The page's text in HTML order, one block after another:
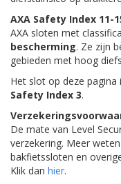
AXA Safety Index 11-
AXA sloten met
bescherming. Ze zijn
gebieden met hoog
Het slot op deze pagina
Safety Index 3.
De mate van Level
verzekering. Meer
bakfietssloten en
Klik dan hier.